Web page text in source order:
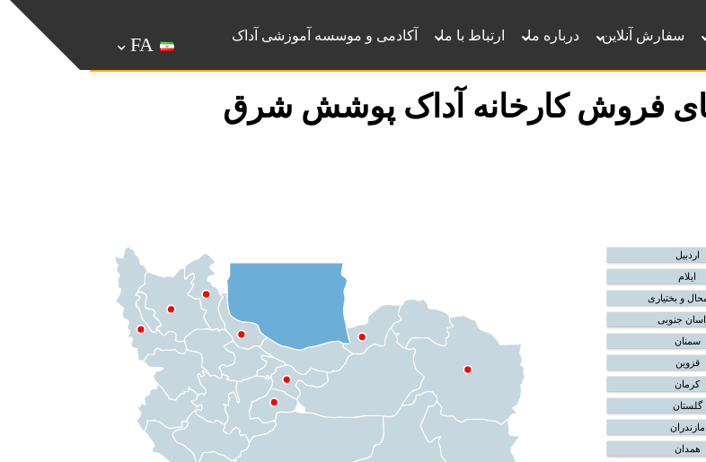
سفارش آنلاین درباره ما ارتباط با ما آکادمی و موسسه آموزشی آداک FA
های فروش کارخانه آداک پوشش شرق
اردبیل
ایلام
و بختیاری
جنوبی
سمنان
قزوین
کرمان
گلستان
مازندران
همدان